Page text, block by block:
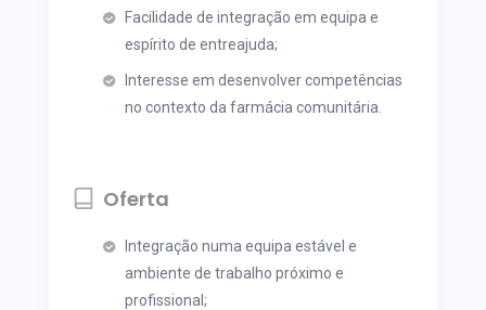
Facilidade de integração em equipa e
espírito de entreajuda;
Interesse em desenvolver competências
no contexto da farmácia comunitária.
Oferta
Integração numa equipa estável e
ambiente de trabalho próximo e
profissional;